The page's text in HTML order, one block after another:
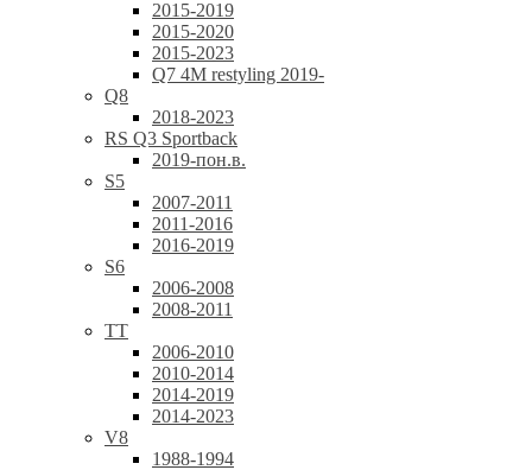
2015-2019
2015-2020
2015-2023
Q7 4M restyling 2019-
Q8
2018-2023
RS Q3 Sportback
2019-пон.в.
S5
2007-2011
2011-2016
2016-2019
S6
2006-2008
2008-2011
TT
2006-2010
2010-2014
2014-2019
2014-2023
V8
1988-1994